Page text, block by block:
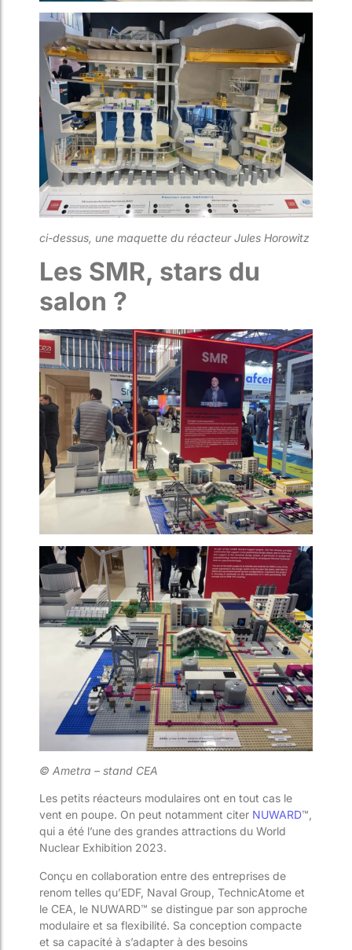
ci-dessus, une maquette du réacteur Jules Horowitz
Les SMR, stars du
salon ?
© Ametra – stand CEA
Les petits réacteurs modulaires ont en tout cas le
vent en poupe. On peut notamment citer NUWARD™,
qui a été l’une des grandes attractions du World
Nuclear Exhibition 2023.
Conçu en collaboration entre des entreprises de
renom telles qu’EDF, Naval Group, TechnicAtome et
le CEA, le NUWARD™ se distingue par son approche
modulaire et sa flexibilité. Sa conception compacte
et sa capacité à s’adapter à des besoins